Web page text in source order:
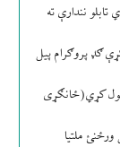
نندارې ته
ګډ پروګرام پیل
ټول کړي(ځانګړی
ملتیا